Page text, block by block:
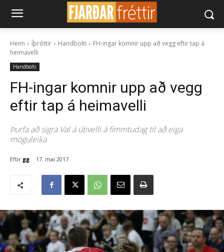
Heim Íþróttir Handbolti
FH-ingar komnir upp að vegg eftir tap á
heimavelli
Handbolti
FH-ingar komnir upp að vegg
eftir tap á heimavelli
Þurfa að sigra Val á útivelli á fimmtudag til að eiga
möguleika
Eftir gg 17. maí 2017